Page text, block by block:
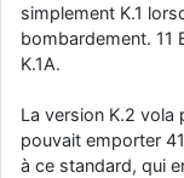
simplement K.1
bombardement. 11
K.1A.
La version K.2 vola
pouvait emporter
à ce standard, qui